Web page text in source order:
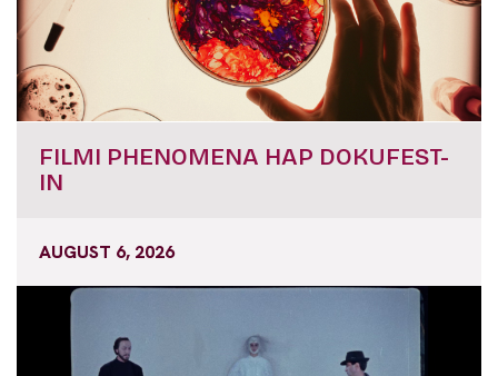
FILMI PHENOMENA HAP DOKUFEST-
IN
AUGUST 6, 2026